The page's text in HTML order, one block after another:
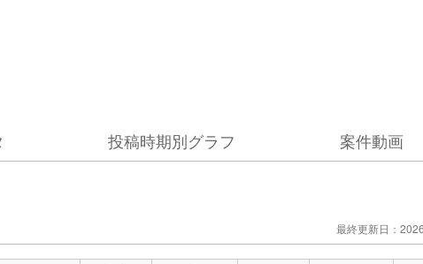
投稿時期別グラフ 案件動画
最終更新日：